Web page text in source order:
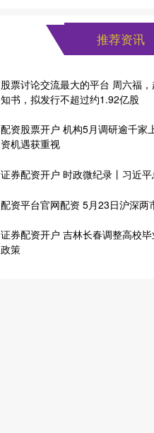
推荐资讯
股票讨论交流最大的平台 周六福
知书，拟发行不超过约1.92亿股
配资股票开户 机构5月调研逾千家
资机遇获重视
证券配资开户 时政微纪录丨习近
配资平台官网配资 5月23日沪深两
证券配资开户 吉林长春调整高校
政策